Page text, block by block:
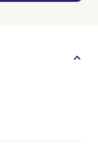
keyboard_arrow_down